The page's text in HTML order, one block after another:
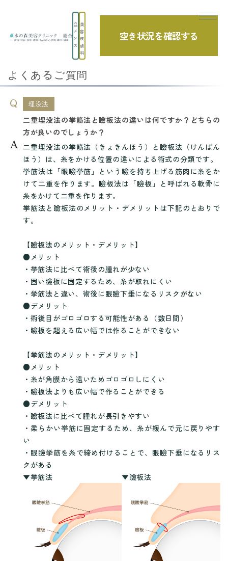
メ
ン
ズ
美
容
皮
膚
科
空き状況を確認する
TOP よくあるご質問
二重埋没法の挙筋法と瞼板法の違いは何です...
よくあるご質問
埋没法
二重埋没法の挙筋法と瞼板法の違いは何ですか？どちらの
方が良いのでしょうか？
二重埋没法の挙筋法（きょきんほう）と瞼板法（けんばん
ほう）は、糸をかける位置の違いによる術式の分類です。
挙筋法は「眼瞼挙筋」という瞼を持ち上げる筋肉に糸をか
けて二重を作ります。瞼板法は「瞼板」と呼ばれる軟骨に
糸をかけて二重を作ります。
挙筋法と瞼板法のメリット・デメリットは下記のとおりで
す。
【瞼板法のメリット・デメリット】
●メリット
・挙筋法に比べて術後の腫れが少ない
・固い瞼板に固定するため、糸が取れにくい
・挙筋法と違い、術後に眼瞼下垂になるリスクがない
●デメリット
・術後目がゴロゴロする可能性がある（数日間）
・瞼板を超える広い幅では作ることができない
【挙筋法のメリット・デメリット】
●メリット
・糸が角膜から遠いためゴロゴロしにくい
・瞼板法よりも広い幅で作ることができる
●デメリット
・瞼板法に比べて腫れが長引きやすい
・柔らかい挙筋に固定するため、糸が緩んで元に戻りやす
い
・眼瞼挙筋を糸で締め付けることで、眼瞼下垂になるリス
クがある
▼挙筋法
▼瞼板法